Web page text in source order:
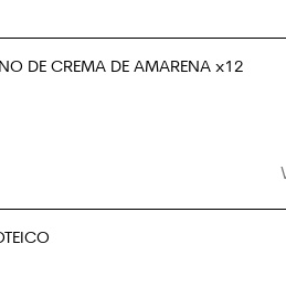
DE CREMA DE AMARENA x12